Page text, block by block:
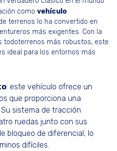
como vehículo
terrenos lo ha convertido en
más exigentes. Con la
todoterrenos más robustos, este
ideal para los entornos más
: este vehículo ofrece un
que proporciona una
sistema de tracción
ruedas junto con sus
bloqueo de diferencial, lo
difíciles.